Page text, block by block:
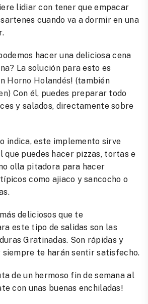
lidiar con tener que empacar
cuando va a dormir en una
hacer una deliciosa cena
La solución para esto es
Horno Holandés! (también
) Con él, puedes preparar todo
y salados, directamente sobre
indica, este implemento sirve
que puedes hacer pizzas, tortas e
olla pitadora para hacer
como ajiaco y sancocho o
deliciosos que te
este tipo de salidas son las
Gratinadas. Son rápidas y
siempre te harán sentir satisfecho.
de un hermoso fin de semana al
con unas buenas enchiladas!